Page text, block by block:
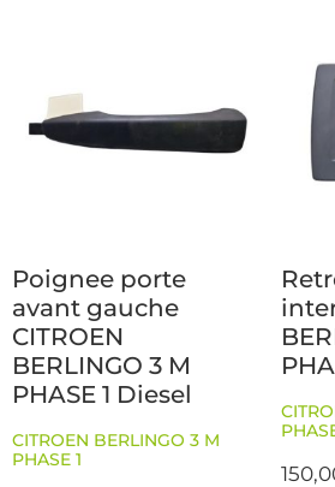
Poignee porte
avant gauche
CITROEN
BERLINGO 3 M
PHASE 1 Diesel
CITROEN BERLINGO 3 M
PHASE 1